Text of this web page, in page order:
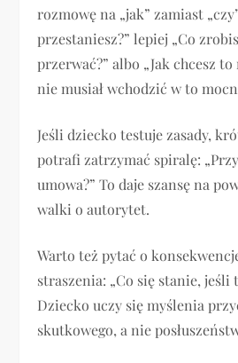
rozmowę na „jak” zamiast
przestaniesz?” lepiej „Co
przerwać?” albo „Jak chcesz
nie musiał wchodzić w to
Jeśli dziecko testuje zasady,
potrafi zatrzymać spiralę:
umowa?” To daje szansę na
walki o autorytet.
Warto też pytać o
straszenia: „Co się stanie, jeśli
Dziecko uczy się myślenia
skutkowego, a nie